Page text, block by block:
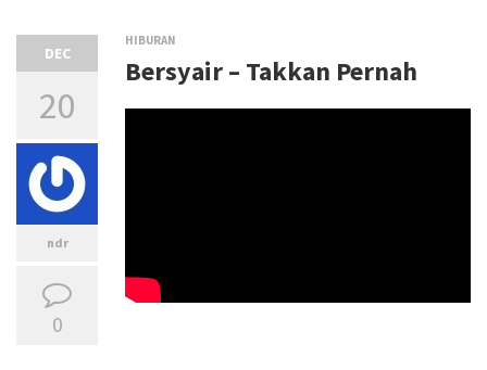
DEC
20
ndr
0
HIBURAN
Bersyair – Takkan Pernah